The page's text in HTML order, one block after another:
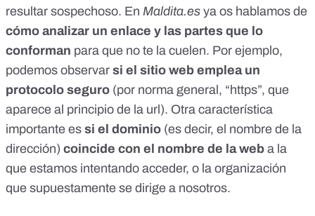
resultar sospechoso. En Maldita.es ya os hablamos de
cómo analizar un enlace y las partes que lo
conforman para que no te la cuelen. Por ejemplo,
podemos observar si el sitio web emplea un
protocolo seguro (por norma general, “https”, que
aparece al principio de la url). Otra característica
importante es si el dominio (es decir, el nombre de la
dirección) coincide con el nombre de la web a la
que estamos intentando acceder, o la organización
que supuestamente se dirige a nosotros.